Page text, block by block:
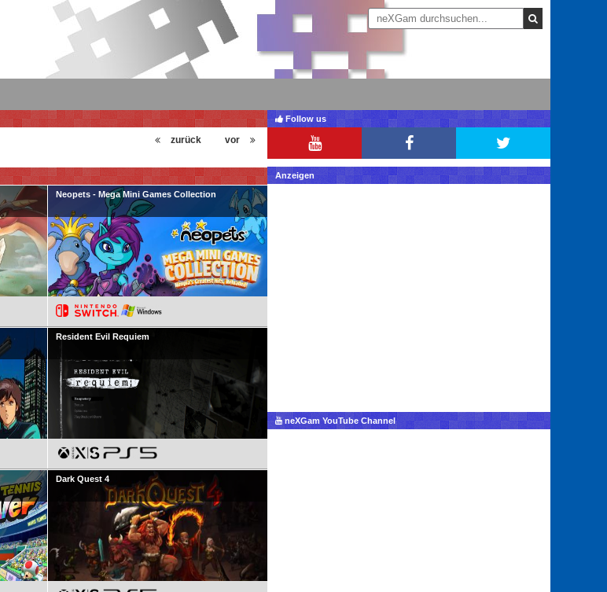
vor
zurück
Neopets - Mega Mini Games Collection
Resident Evil Requiem
Dark Quest 4
Follow us
Anzeigen
neXGam YouTube Channel